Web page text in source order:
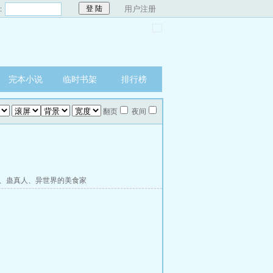
用户注册
完本小说 临时书架 排行榜
翻页 夜间
蛊真人、 异世界的美食家